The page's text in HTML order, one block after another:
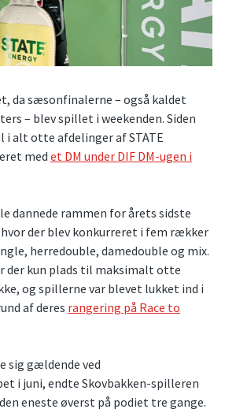
da sæsonfinalerne – også kaldet
– blev spillet i weekenden. Siden
i alt otte afdelinger af STATE
med et DM under DIF DM-ugen i
dannede rammen for årets sidste
der blev konkurreret i fem rækker
herredouble, damedouble og mix.
der kun plads til maksimalt otte
og spillerne var blevet lukket ind i
af deres rangering på Race to
sig gældende ved
i juni, endte Skovbakken-spilleren
eneste øverst på podiet tre gange.